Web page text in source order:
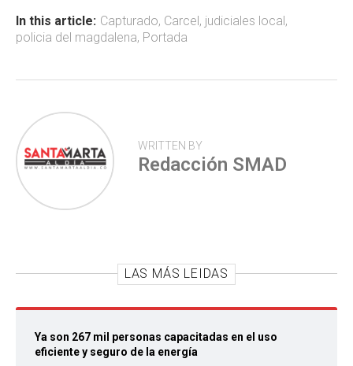
ok p
p
tir
In this article: Capturado, Carcel , judiciales local ,
policia del magdalena, Portada
WRITTEN BY
Redacción SMAD
LAS MÁS LEIDAS
Ya son 267 mil personas capacitadas en el uso
eficiente y seguro de la energía